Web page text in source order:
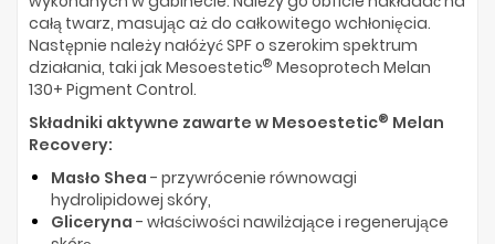
całą twarz, masując aż do całkowitego wchłonięcia.
Następnie należy nałóżyć SPF o szerokim spektrum
działania, taki jak Mesoestetic® Mesoprotech Melan
130+ Pigment Control.
Składniki aktywne zawarte w Mesoestetic® Melan
Recovery:
Masło Shea - przywrócenie równowagi
hydrolipidowej skóry,
Gliceryna - właściwości nawilżające i regenerujące